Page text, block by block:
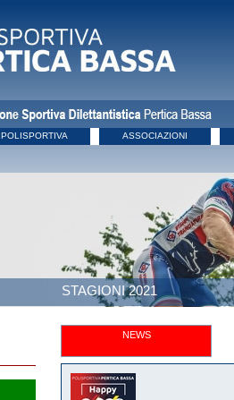
POLISPORTIVA ASSOCIAZIONI
STAGIONI 2021
NEWS